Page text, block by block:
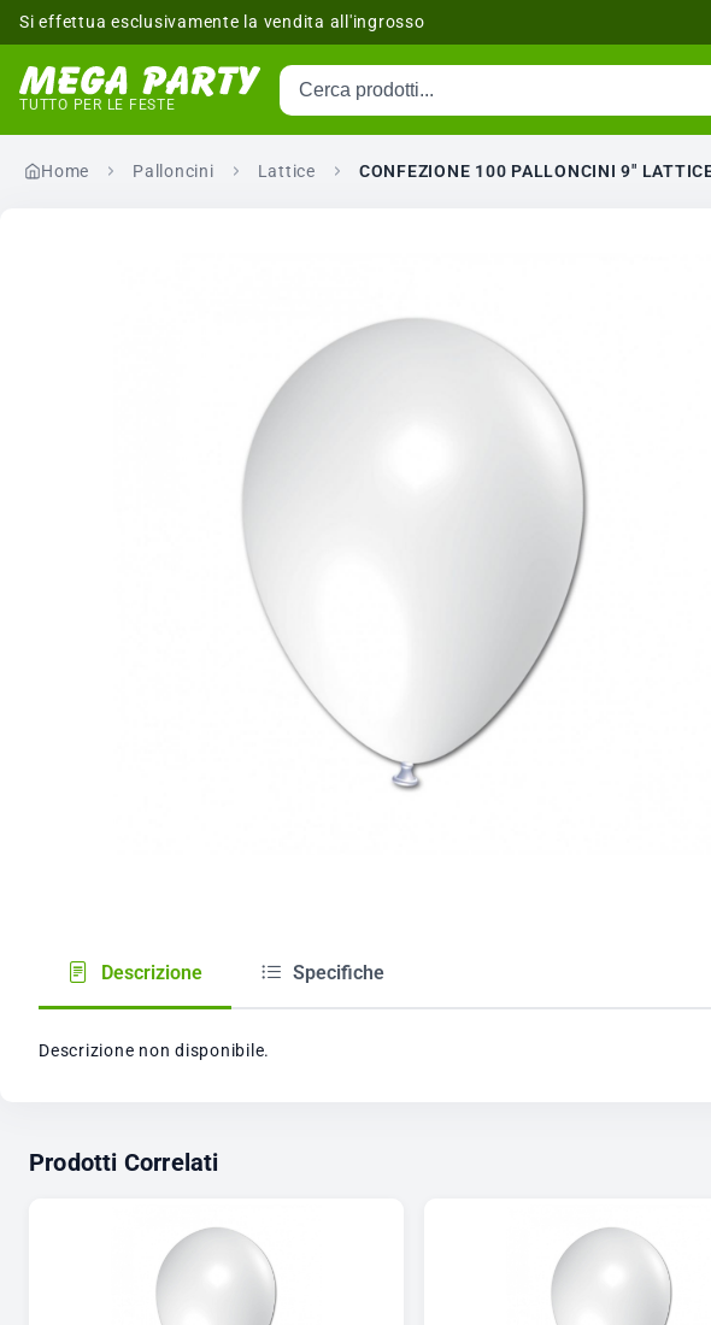
Si effettua esclusivamente la vendita all'ingrosso
TUTTO PER LE FESTE
Cerca prodotti
Home Palloncini Lattice CONFEZIONE 100 PALLONCINI 9"
Descrizione Specifiche
Descrizione non disponibile.
Prodotti Correlati